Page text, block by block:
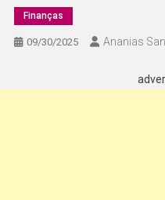
Finanças
09/30/2025 Ananias